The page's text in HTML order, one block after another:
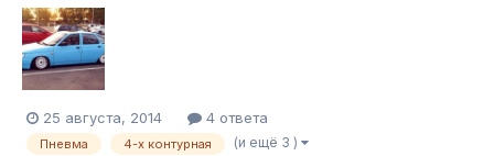
примерно 5000 км. Компрессор эксплуатировался в очень
щадящем режиме. Балон на 12 л, но в подарок могу отдать
ещё и камазовский. цена 24 99...
25 августа, 2014 4 ответа
Пневма 4-х контурная (и ещё 3 )